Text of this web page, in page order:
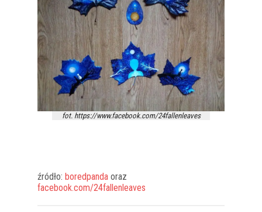
fot. https://www.facebook.com/24fallenleaves
źródło: boredpanda oraz
facebook.com/24fallenleaves